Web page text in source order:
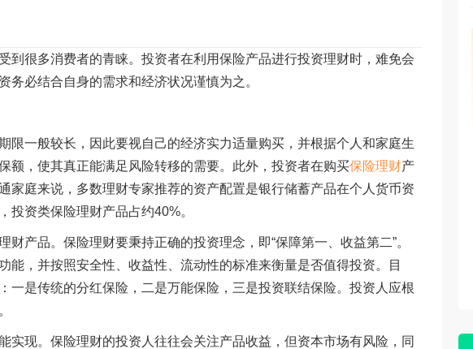
到很多消费者的青睐。投资者在利用保险产品进行投资理财时，难免会
务必结合自身的需求和经济状况谨慎为之。
限一般较长，因此要视自己的经济实力适量购买，并根据个人和家庭生
额，使其真正能满足风险转移的需要。此外，投资者在购买保险理财产
家庭来说，多数理财专家推荐的资产配置是银行储蓄产品在个人货币资
投资类保险理财产品占约40%。
产品。保险理财要秉持正确的投资理念，即“保障第一、收益第二”。
能，并按照安全性、收益性、流动性的标准来衡量是否值得投资。目
一是传统的分红保险，二是万能保险，三是投资联结保险。投资人应根
实现。保险理财的投资人往往会关注产品收益，但资本市场有风险，同